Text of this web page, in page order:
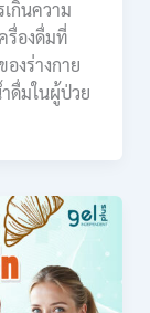
เกินความ
รื่องดื่มที่
งร่างกาย
ดื่มในผู้ป่วย